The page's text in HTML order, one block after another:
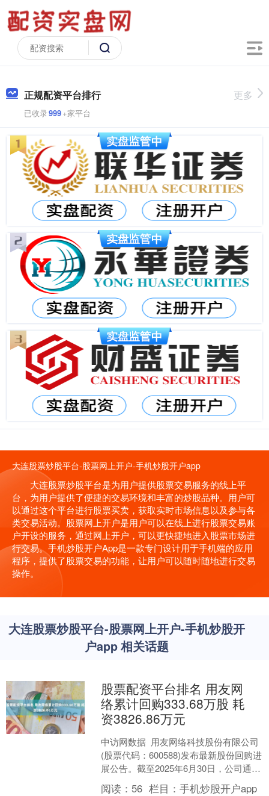
正规配资平台排行
已收录999+家平台
更多
大连股票炒股平台-股票网上开户-手机炒股开户app
大连股票炒股平台是为用户提供股票交易服务的线上平
台，为用户提供了便捷的交易环境和丰富的炒股品种。用户可
以通过这个平台进行股票买卖，获取实时市场信息以及参与各
类交易活动。股票网上开户是用户可以在线上进行股票交易账
户开设的服务，通过网上开户，可以更快捷地进入股票市场进
行交易。手机炒股开户App是一款专门设计用于手机端的应用
程序，提供了股票交易的功能，让用户可以随时随地进行交易
操作。
大连股票炒股平台-股票网上开户-手机炒股开
户app 相关话题
股票配资平台排名 用友网
络累计回购333.68万股 耗
资3826.86万元
中访网数据 用友网络科技股份有限公司
(股票代码：600588)发布最新股份回购进
展公告。截至2025年6月30日，公司通过
集中竞价交易方式累计回购股份333.....
阅读： 56 栏目：手机炒股开户app